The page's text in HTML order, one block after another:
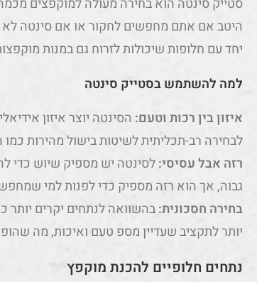
סטייק סינטה הוא בחירה מעולה למוקפצים
היטב אם אתם מחפשים לחקור או אם סינטה לא
יחד עם חלופות שיכולות לזרוח גם במנות
למה להשתמש בסטייק סינטה
איזון בין רכות וטעם: הסינטה יוצר איזון
לבחירה רב-תכליתית לשיטות בישול מהירות
רזה אבל עסיסי:לסינטה יש מספיק שיוש כדי
גבוה, אך הוא רזה מספיק כדי לפנות למי
בחירה חסכונית:בהשוואה לנתחים יקרים יותר
יותר לתקציב שעדיין מספ טעם ואיכות, מה
נתחים חלופיים להכנת מוקפץ